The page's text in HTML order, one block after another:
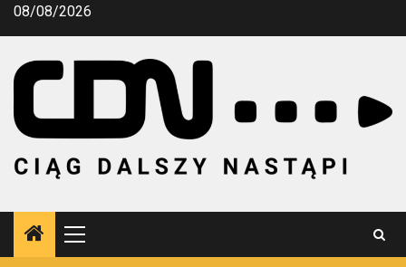
Przejdź
08/08/2026
Menu
główne